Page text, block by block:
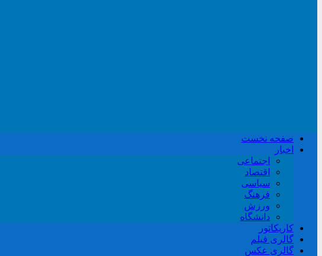
صفحه نخست
اخبار
اجتماعی
اقتصاد
سیاسی
فرهنگ
ورزش
دانشگاه
کاریکاتور
گالری فیلم
گالری عکس